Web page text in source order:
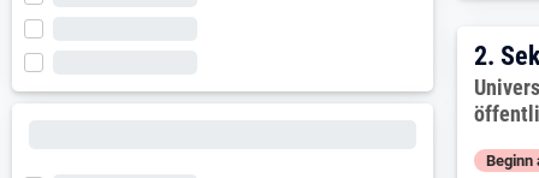
2.
2.
Beginn